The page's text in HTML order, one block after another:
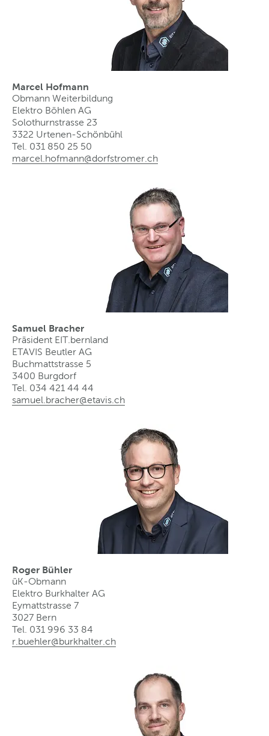
Marcel Hofmann
Obmann Weiterbildung
Elektro Böhlen AG
Solothurnstrasse 23
3322 Urtenen-Schönbühl
Tel. 031 850 25 50
marcel.hofmann@dorfstromer ch
Samuel Bracher
Präsident EIT.bernland
ETAVIS Beutler AG
Buchmattstrasse 5
3400 Burgdorf
Tel. 034 421 44 44
samuel.bracher@etavis ch
Roger Bühler
üK-Obmann
Elektro Burkhalter AG
Eymattstrasse 7
3027 Bern
Tel. 031 996 33 84
r.buehler@burkhalter ch